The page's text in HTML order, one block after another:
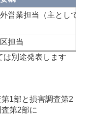
営業担当（主として
担当
は別途発表します
第1部と損害調査第2
第2部に